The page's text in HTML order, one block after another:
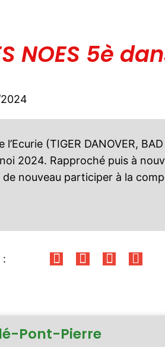
NOES 5è
(TIGER DANOVER,
2024. Rapproché puis à
nouveau participer à la
:
Pont-Pierre